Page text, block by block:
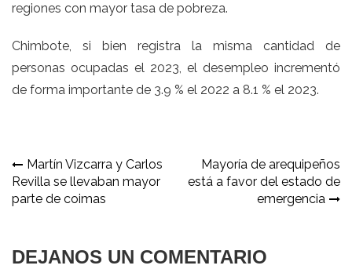
regiones con mayor tasa de pobreza.
Chimbote, si bien registra la misma cantidad de
personas ocupadas el 2023, el desempleo incrementó
de forma importante de 3.9 % el 2022 a 8.1 % el 2023.
Navegación
de
Martín Vizcarra y Carlos
Revilla se llevaban mayor
parte de coimas
Mayoría de arequipeños
está a favor del estado de
emergencia
DEJANOS UN COMENTARIO